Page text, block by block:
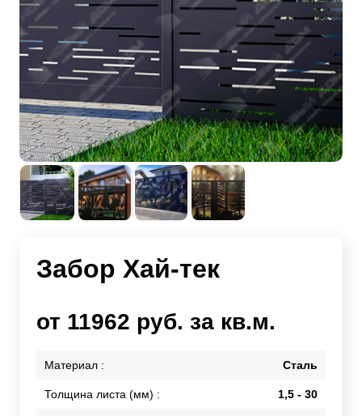
Забор Хай-тек
от 11962 руб. за кв.м.
Материал : Сталь
Толщина листа (мм) : 1,5 - 30